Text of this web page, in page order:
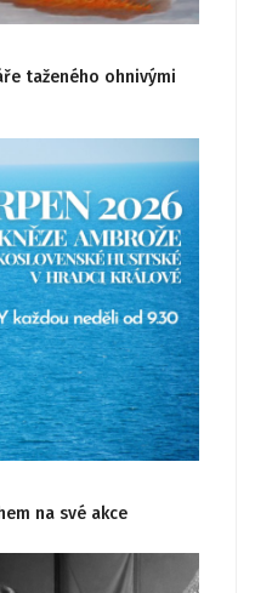
taženého ohnivými
na své akce